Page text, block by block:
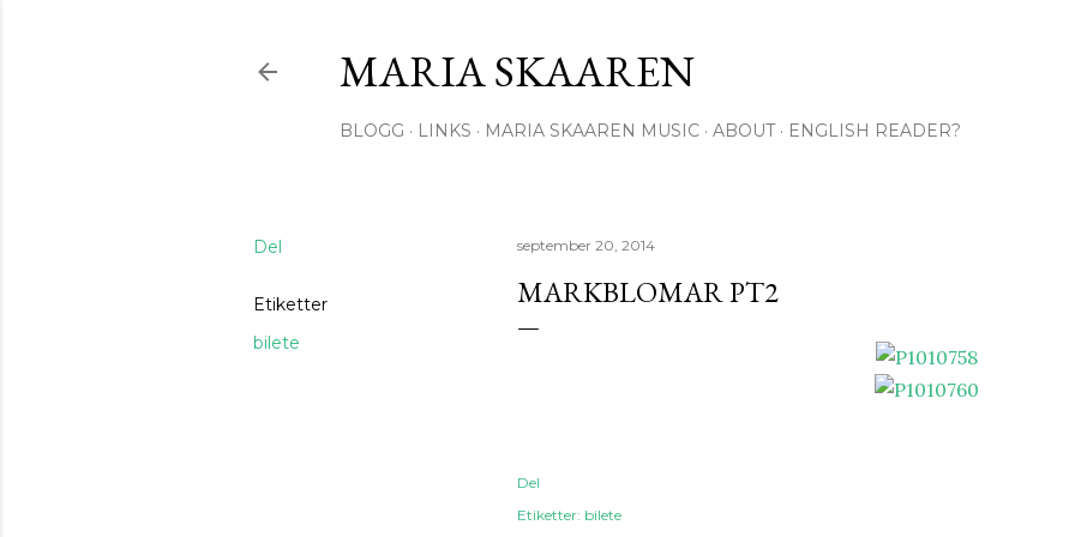
MARIA SKAAREN
BLOGG LINKS MARIA SKAAREN MUSIC ABOUT ENGLISH READER?
Del
Etiketter
bilete
september 20, 2014
MARKBLOMAR PT2
Del
Etiketter: bilete